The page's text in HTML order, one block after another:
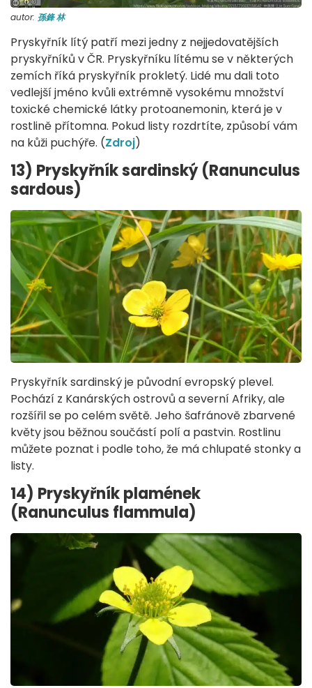
autor: 孫鋒 林
Pryskyřník lítý patří mezi jedny z nejjedovatějších
pryskyřníků v ČR. Pryskyřníku lítému se v některých
zemích říká pryskyřník prokletý. Lidé mu dali toto
vedlejší jméno kvůli extrémně vysokému množství
toxické chemické látky protoanemonin, která je v
rostlině přítomna. Pokud listy rozdrtíte, způsobí vám
na kůži puchýře. (Zdroj)
13) Pryskyřník sardinský (Ranunculus
sardous)
Pryskyřník sardinský je původní evropský plevel.
Pochází z Kanárských ostrovů a severní Afriky, ale
rozšířil se po celém světě. Jeho šafránově zbarvené
květy jsou běžnou součástí polí a pastvin. Rostlinu
můžete poznat i podle toho, že má chlupaté stonky a
listy.
14) Pryskyřník plamének
(Ranunculus flammula)